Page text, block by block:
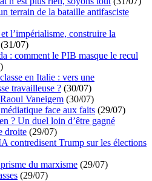
terrain de la bataille antifasciste
l’impérialisme, construire la
(31/07)
: comment le PIB masque le recul
en Italie : vers une
travailleuse ? (30/07)
Vaneigem (30/07)
face aux faits (29/07)
? Un duel loin d’être gagné
droite (29/07)
contredisent Trump sur les élections
du marxisme (29/07)
(29/07)